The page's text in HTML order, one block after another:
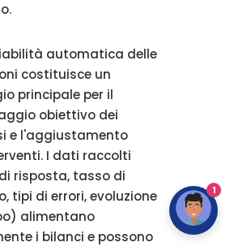
automatica delle
costituisce un
principale per il
obiettivo dei
e l'aggiustamento
I dati raccolti
risposta, tasso di
tipi di errori, evoluzione
alimentano
i bilanci e possono
1